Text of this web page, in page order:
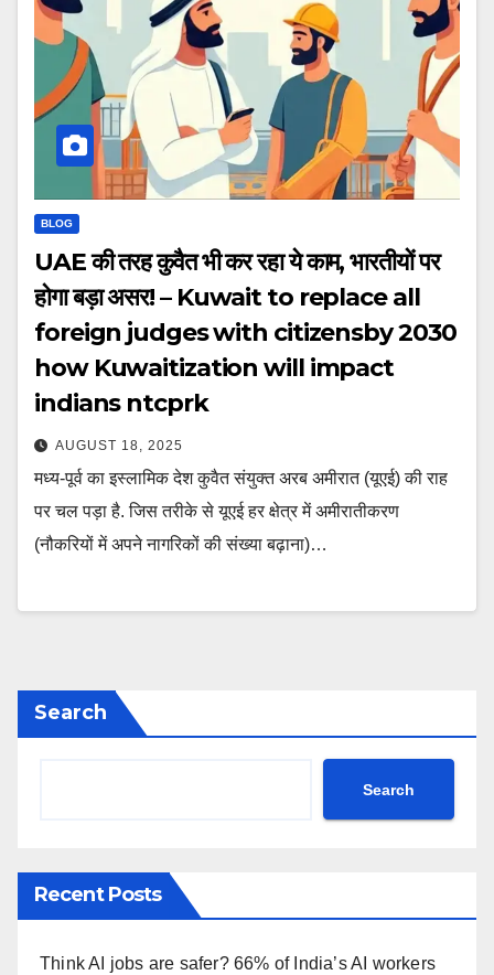
BLOG
UAE की तरह कुवैत भी कर रहा ये काम, भारतीयों पर
होगा बड़ा असर! – Kuwait to replace all
foreign judges with citizensby 2030
how Kuwaitization will impact
indians ntcprk
AUGUST 18, 2025
मध्य-पूर्व का इस्लामिक देश कुवैत संयुक्त अरब अमीरात (यूएई) की राह
पर चल पड़ा है. जिस तरीके से यूएई हर क्षेत्र में अमीरातीकरण
(नौकरियों में अपने नागरिकों की संख्या बढ़ाना)…
Search
Search
Recent Posts
Think AI jobs are safer? 66% of India’s AI workers